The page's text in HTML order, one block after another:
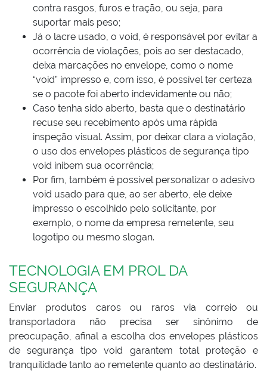
contra rasgos, furos e tração, ou seja, para
suportar mais peso;
Já o lacre usado, o void, é responsável por evitar a
ocorrência de violações, pois ao ser destacado,
deixa marcações no envelope, como o nome
“void” impresso e, com isso, é possível ter certeza
se o pacote foi aberto indevidamente ou não;
Caso tenha sido aberto, basta que o destinatário
recuse seu recebimento após uma rápida
inspeção visual. Assim, por deixar clara a violação,
o uso dos envelopes plásticos de segurança tipo
void inibem sua ocorrência;
Por fim, também é possível personalizar o adesivo
void usado para que, ao ser aberto, ele deixe
impresso o escolhido pelo solicitante, por
exemplo, o nome da empresa remetente, seu
logotipo ou mesmo slogan.
TECNOLOGIA EM PROL DA
SEGURANÇA
Enviar produtos caros ou raros via correio ou
transportadora não precisa ser sinônimo de
preocupação, afinal a escolha dos envelopes plásticos
de segurança tipo void garantem total proteção e
tranquilidade tanto ao remetente quanto ao destinatário.